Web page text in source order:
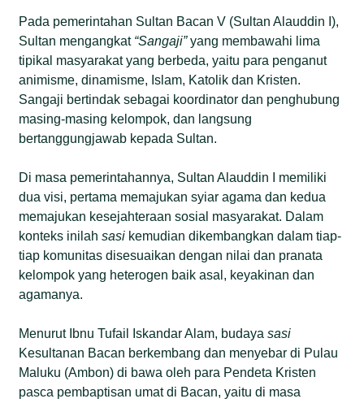
Pada pemerintahan Sultan Bacan V (Sultan Alauddin I),
Sultan mengangkat “Sangaji”yang membawahi lima
tipikal masyarakat yang berbeda, yaitu para penganut
animisme, dinamisme, Islam, Katolik dan Kristen.
Sangaji bertindak sebagai koordinator dan penghubung
masing-masing kelompok, dan langsung
bertanggungjawab kepada Sultan.
Di masa pemerintahannya, Sultan Alauddin I memiliki
dua visi, pertama memajukan syiar agama dan kedua
memajukan kesejahteraan sosial masyarakat. Dalam
konteks inilahsasi kemudian dikembangkan dalam tiap-
tiap komunitas disesuaikan dengan nilai dan pranata
kelompok yang heterogen baik asal, keyakinan dan
agamanya.
Menurut Ibnu Tufail Iskandar Alam, budayasasi
Kesultanan Bacan berkembang dan menyebar di Pulau
Maluku (Ambon) di bawa oleh para Pendeta Kristen
pasca pembaptisan umat di Bacan, yaitu di masa